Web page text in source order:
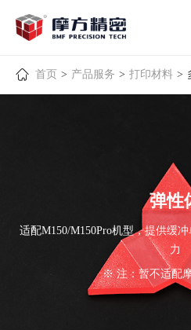
首页 > 产品服务 > 打印材料 >
弹性
适配M150/M150Pro机型，提供缓
力
※ 注：暂不适配